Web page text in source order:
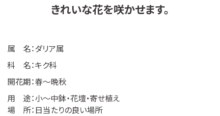
きれいな花を咲かせます。
属 名：ダリア属
科 名：キク科
開花期：春〜晩秋
用 途：小〜中鉢・花壇・寄せ植え
場 所：日当たりの良い場所